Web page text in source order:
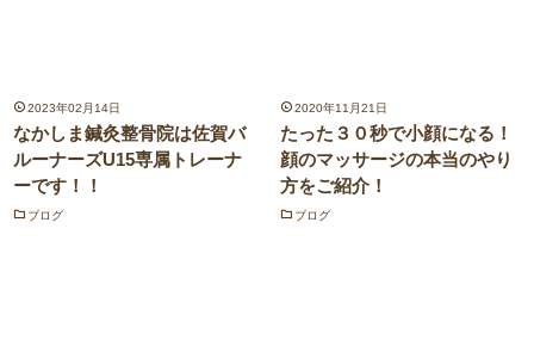
2023年02月14日
なかしま鍼灸整骨院は佐賀バ
ルーナーズU15専属トレーナ
ーです！！
ブログ
2020年11月21日
たった３０秒で小顔になる！
顔のマッサージの本当のやり
方をご紹介！
ブログ